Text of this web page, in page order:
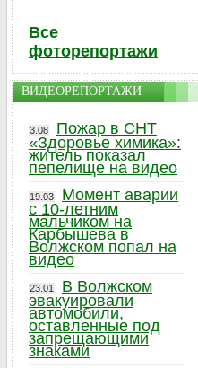
Все
фоторепортажи
ВИДЕОРЕПОРТАЖИ
3.08
Пожар в СНТ
«Здоровье химика»:
житель показал
пепелище на видео
19.03
Момент аварии
с 10-летним
мальчиком на
Карбышева в
Волжском попал на
видео
23.01
В Волжском
эвакуировали
автомобили,
оставленные под
запрещающими
знаками